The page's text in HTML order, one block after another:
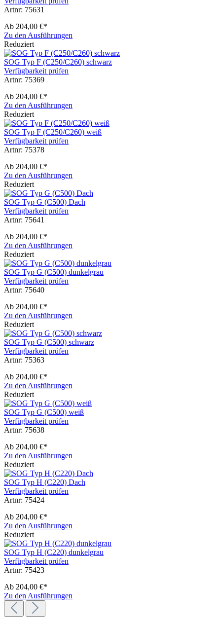
Artnr: 75631
Ab 204,00 €*
Zu den Ausführungen
Reduziert
SOG Typ F (C250/C260) schwarz
Verfügbarkeit prüfen
Artnr: 75369
Ab 204,00 €*
Zu den Ausführungen
Reduziert
SOG Typ F (C250/C260) weiß
Verfügbarkeit prüfen
Artnr: 75378
Ab 204,00 €*
Zu den Ausführungen
Reduziert
SOG Typ G (C500) Dach
Verfügbarkeit prüfen
Artnr: 75641
Ab 204,00 €*
Zu den Ausführungen
Reduziert
SOG Typ G (C500) dunkelgrau
Verfügbarkeit prüfen
Artnr: 75640
Ab 204,00 €*
Zu den Ausführungen
Reduziert
SOG Typ G (C500) schwarz
Verfügbarkeit prüfen
Artnr: 75363
Ab 204,00 €*
Zu den Ausführungen
Reduziert
SOG Typ G (C500) weiß
Verfügbarkeit prüfen
Artnr: 75638
Ab 204,00 €*
Zu den Ausführungen
Reduziert
SOG Typ H (C220) Dach
Verfügbarkeit prüfen
Artnr: 75424
Ab 204,00 €*
Zu den Ausführungen
Reduziert
SOG Typ H (C220) dunkelgrau
Verfügbarkeit prüfen
Artnr: 75423
Ab 204,00 €*
Zu den Ausführungen